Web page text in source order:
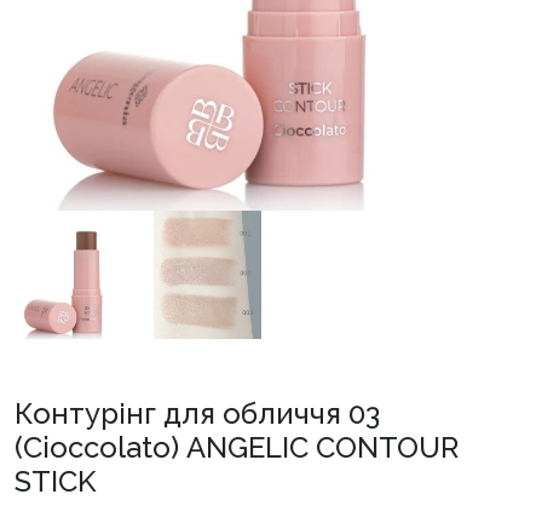
Контурінг для обличчя 03
(Cioccolato) ANGELIC CONTOUR
STICK